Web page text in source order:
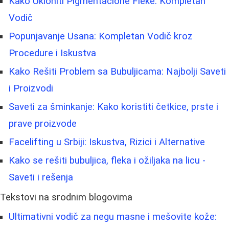
Vodič
Popunjavanje Usana: Kompletan Vodič kroz
Procedure i Iskustva
Kako Rešiti Problem sa Bubuljicama: Najbolji Saveti
i Proizvodi
Saveti za šminkanje: Kako koristiti četkice, prste i
prave proizvode
Facelifting u Srbiji: Iskustva, Rizici i Alternative
Kako se rešiti bubuljica, fleka i ožiljaka na licu -
Saveti i rešenja
Tekstovi na srodnim blogovima
Ultimativni vodič za negu masne i mešovite kože: